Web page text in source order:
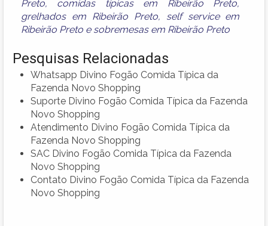
Preto, comidas típicas em Ribeirão Preto,
grelhados em Ribeirão Preto, self service em
Ribeirão Preto e sobremesas em Ribeirão Preto
Pesquisas Relacionadas
Whatsapp Divino Fogão Comida Típica da
Fazenda Novo Shopping
Suporte Divino Fogão Comida Típica da Fazenda
Novo Shopping
Atendimento Divino Fogão Comida Típica da
Fazenda Novo Shopping
SAC Divino Fogão Comida Típica da Fazenda
Novo Shopping
Contato Divino Fogão Comida Típica da Fazenda
Novo Shopping